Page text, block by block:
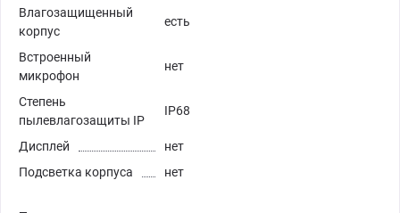
Влагозащищенный
корпус
есть
Встроенный
микрофон
нет
Степень
пылевлагозащиты IP
IP68
Дисплей
нет
Подсветка корпуса
нет